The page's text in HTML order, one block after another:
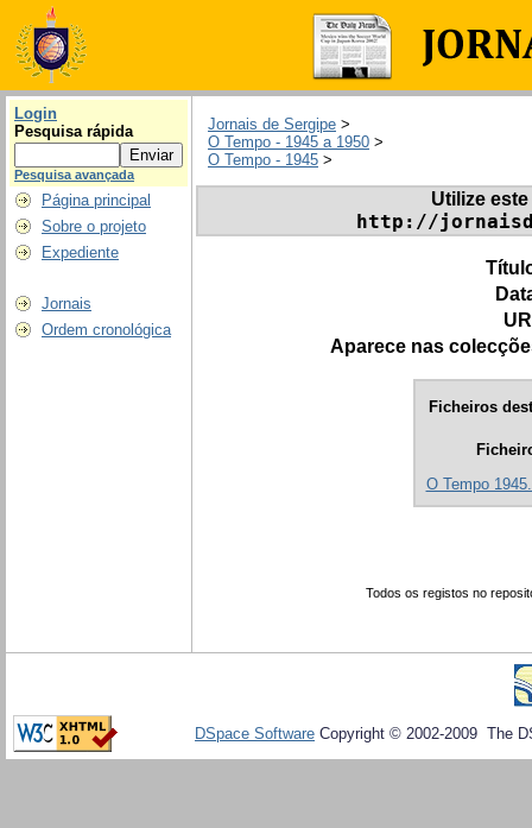
Login
Pesquisa rápida
Pesquisa avançada
Página principal
Sobre o projeto
Expediente
Jornais
Ordem cronológica
Jornais de Sergipe >
O Tempo - 1945 a 1950 >
O Tempo - 1945 >
Utilize
http://
Aparece nas
Ficheiros
O Tempo
Todos os registos no
DSpace Software Copyright © 2002-2009 The